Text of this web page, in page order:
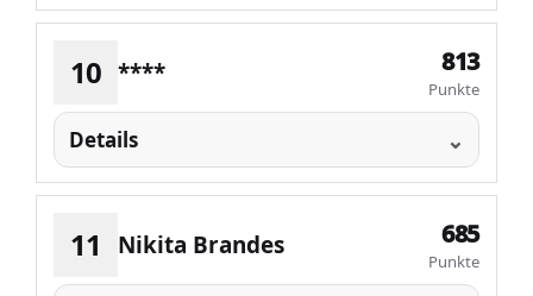
10 **** 813
Punkte
Details
11 Nikita Brandes 685
Punkte